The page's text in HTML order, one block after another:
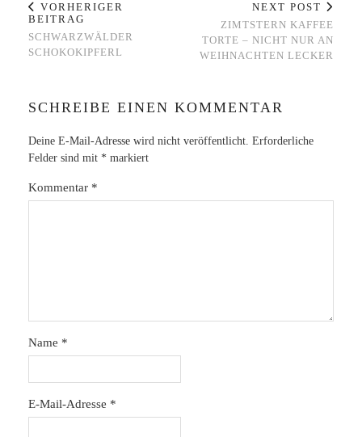
VORHERIGER
BEITRAG
SCHWARZWÄLDER
SCHOKOKIPFERL
NEXT POST
ZIMTSTERN KAFFEE
TORTE – NICHT NUR AN
WEIHNACHTEN LECKER
SCHREIBE EINEN KOMMENTAR
Deine E-Mail-Adresse wird nicht veröffentlicht. Erforderliche
Felder sind mit * markiert
Kommentar *
Name *
E-Mail-Adresse *